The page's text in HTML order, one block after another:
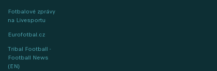
Fotbalové zprávy
na Livesportu
Eurofotbal.cz
Tribal Football -
Football News
(EN)